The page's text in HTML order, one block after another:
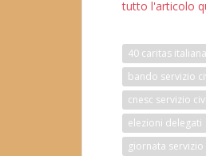
tutto l'articolo
40 caritas italiana
bando servizio
cnesc servizio
elezioni delegati
giornata servizio